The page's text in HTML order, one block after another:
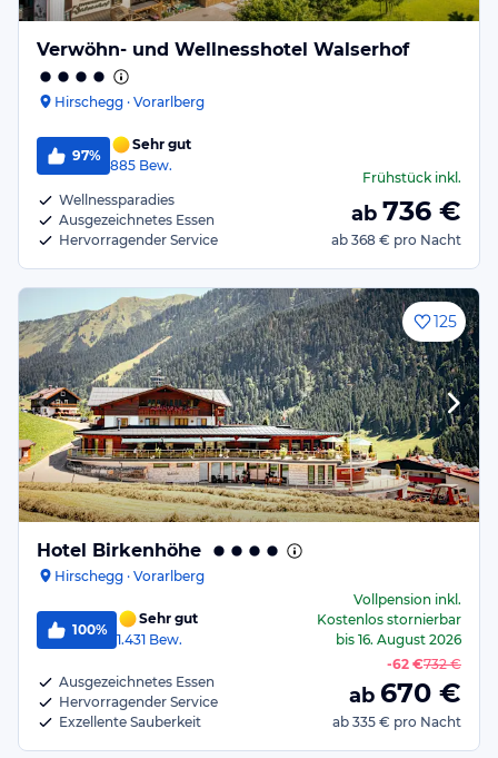
Verwöhn- und Wellnesshotel Walserhof
Hirschegg · Vorarlberg
97%
Sehr gut
885 Bew.
Wellnessparadies
Ausgezeichnetes Essen
Hervorragender Service
Frühstückinkl.
ab 736 €
ab 368 € pro Nacht
125
Hotel Birkenhöhe
Hirschegg · Vorarlberg
100%
Sehr gut
1.431 Bew.
Ausgezeichnetes Essen
Hervorragender Service
Exzellente Sauberkeit
Vollpension inkl.
Kostenlos stornierbar
bis 16. August 2026
-62 €732 €
ab 670 €
ab 335 € pro Nacht